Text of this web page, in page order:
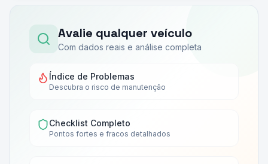
Avalie qualquer veículo
Com dados reais e análise completa
Índice de Problemas
Descubra o risco de manutenção
Checklist Completo
Pontos fortes e fracos detalhados